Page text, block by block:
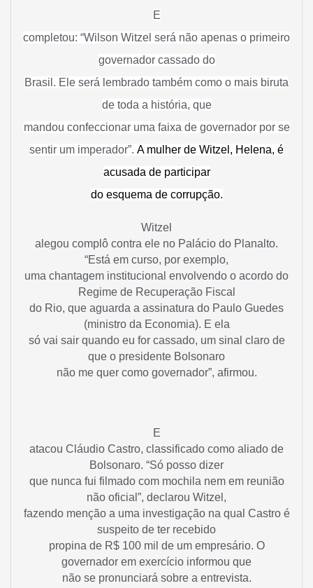
E
completou: “Wilson Witzel será não apenas o primeiro
governador cassado do
Brasil. Ele será lembrado também como o mais biruta
de toda a história, que
mandou confeccionar uma faixa de governador por se
sentir um imperador”. A mulher de Witzel, Helena, é
acusada de participar
do esquema de corrupção.
Witzel
alegou complô contra ele no Palácio do Planalto.
“Está em curso, por exemplo,
uma chantagem institucional envolvendo o acordo do
Regime de Recuperação Fiscal
do Rio, que aguarda a assinatura do Paulo Guedes
(ministro da Economia). E ela
só vai sair quando eu for cassado, um sinal claro de
que o presidente Bolsonaro
não me quer como governador”, afirmou.
E
atacou Cláudio Castro, classificado como aliado de
Bolsonaro. “Só posso dizer
que nunca fui filmado com mochila nem em reunião
não oficial”, declarou Witzel,
fazendo menção a uma investigação na qual Castro é
suspeito de ter recebido
propina de R$ 100 mil de um empresário. O
governador em exercício informou que
não se pronunciará sobre a entrevista.